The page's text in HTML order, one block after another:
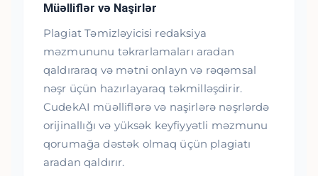
Müəlliflər və Naşirlər
Plagiat Təmizləyicisi redaksiya
məzmununu təkrarlamaları aradan
qaldıraraq və mətni onlayn və rəqəmsal
nəşr üçün hazırlayaraq təkmilləşdirir.
CudekAI müəlliflərə və naşirlərə nəşrlərdə
orijinallığı və yüksək keyfiyyətli məzmunu
qorumağa dəstək olmaq üçün plagiatı
aradan qaldırır.